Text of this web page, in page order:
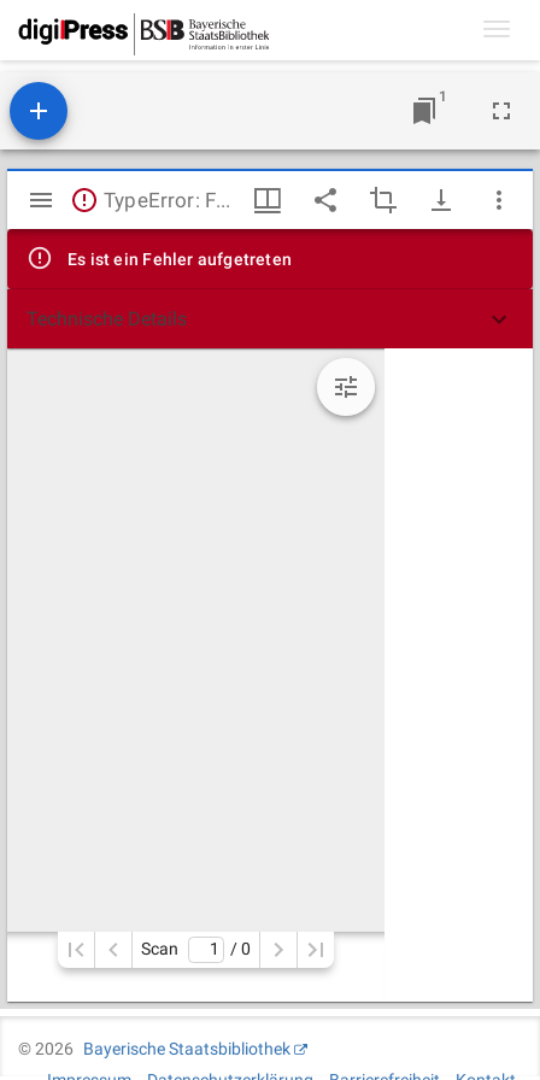
1
Mirador
Viewer
TypeError: Failed to fetch
Es ist ein Fehler aufgetreten
Technische Details
Scan / 0
©2026
Bayerische Staatsbibliothek